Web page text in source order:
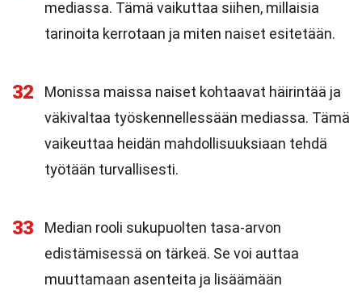
mediassa. Tämä vaikuttaa siihen, millaisia
tarinoita kerrotaan ja miten naiset esitetään.
32
Monissa maissa naiset kohtaavat häirintää ja
väkivaltaa työskennellessään mediassa. Tämä
vaikeuttaa heidän mahdollisuuksiaan tehdä
työtään turvallisesti.
33
Median rooli sukupuolten tasa-arvon
edistämisessä on tärkeä. Se voi auttaa
muuttamaan asenteita ja lisäämään